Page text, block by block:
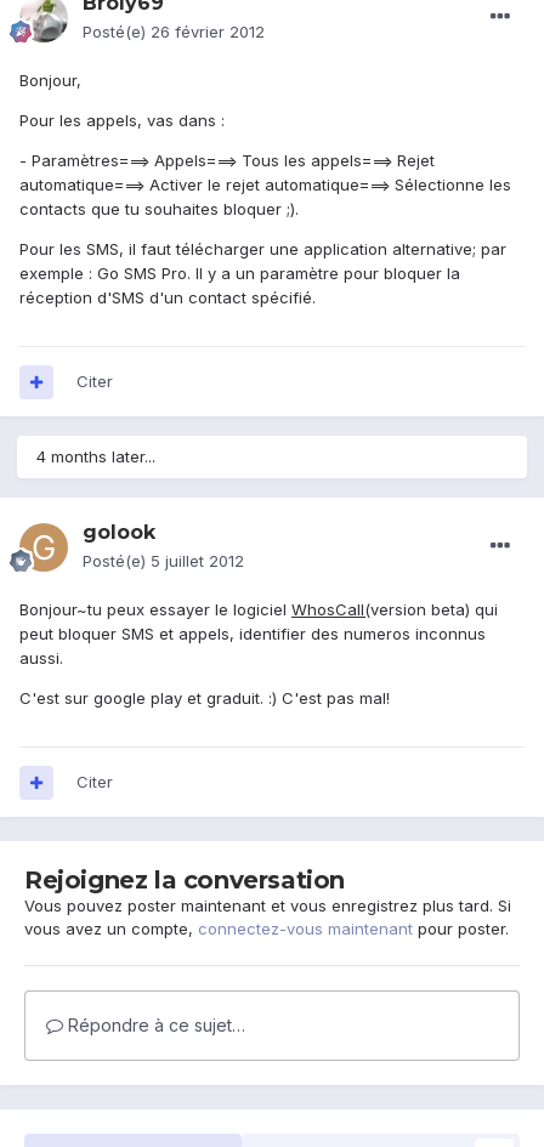
Posté(e) 26 février 2012
Bonjour,
Pour les appels, vas dans :
- Paramètres===> Appels===> Tous les appels===> Rejet
automatique===> Activer le rejet automatique===> Sélectionne les
contacts que tu souhaites bloquer ;).
Pour les SMS, il faut télécharger une application alternative; par
exemple : Go SMS Pro. Il y a un paramètre pour bloquer la
réception d'SMS d'un contact spécifié.
Citer
4 months later...
golook
Posté(e) 5 juillet 2012
Bonjour~tu peux essayer le logiciel WhosCall(version beta) qui
peut bloquer SMS et appels, identifier des numeros inconnus
aussi.
C'est sur google play et graduit. :) C'est pas mal!
Citer
Rejoignez la conversation
Vous pouvez poster maintenant et vous enregistrez plus tard. Si
vous avez un compte, connectez-vous maintenant pour poster.
Répondre à ce sujet…